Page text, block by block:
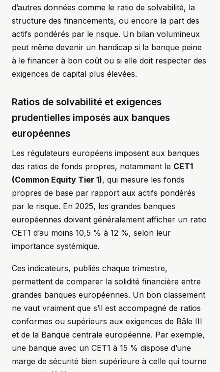
d’autres données comme le ratio de solvabilité, la
structure des financements, ou encore la part des
actifs pondérés par le risque. Un bilan volumineux
peut même devenir un handicap si la banque peine
à le financer à bon coût ou si elle doit respecter des
exigences de capital plus élevées.
Ratios de solvabilité et exigences
prudentielles imposés aux banques
européennes
Les régulateurs européens imposent aux banques
des ratios de fonds propres, notamment le CET1
(Common Equity Tier 1), qui mesure les fonds
propres de base par rapport aux actifs pondérés
par le risque. En 2025, les grandes banques
européennes doivent généralement afficher un ratio
CET1 d’au moins 10,5 % à 12 %, selon leur
importance systémique.
Ces indicateurs, publiés chaque trimestre,
permettent de comparer la solidité financière entre
grandes banques européennes. Un bon classement
ne vaut vraiment que s’il est accompagné de ratios
conformes ou supérieurs aux exigences de Bâle III
et de la Banque centrale européenne. Par exemple,
une banque avec un CET1 à 15 % dispose d’une
marge de sécurité bien supérieure à celle qui tourne